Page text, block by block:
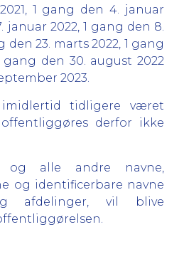
1 gang den 4. januar
januar 2022, 1 gang den 8.
den 23. marts 2022, 1 gang
gang den 30. august 2022
2023.
tidligere været
derfor ikke
og alle andre navne,
og identificerbare navne
afdelinger, vil blive